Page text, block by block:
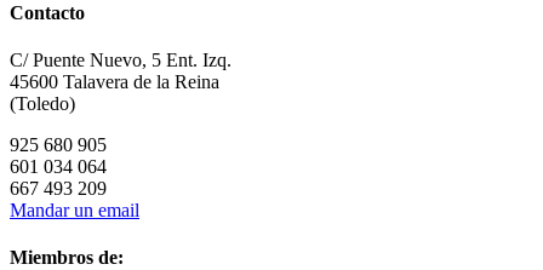
Contacto
C/ Puente Nuevo, 5 Ent. Izq.
45600 Talavera de la Reina
(Toledo)
925 680 905
601 034 064
667 493 209
Mandar un email
Miembros de: